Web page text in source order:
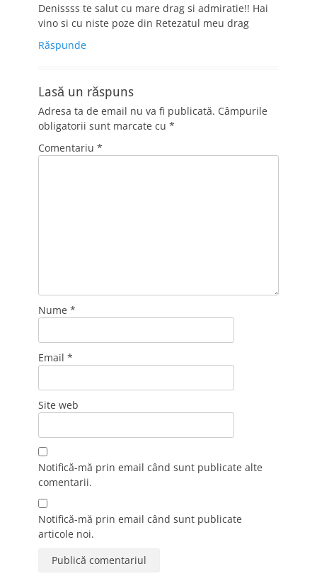
Denissss te salut cu mare drag si admiratie!! Hai
vino si cu niste poze din Retezatul meu drag
Răspunde
Lasă un răspuns
Adresa ta de email nu va fi publicată. Câmpurile
obligatorii sunt marcate cu *
Comentariu *
Nume *
Email *
Site web
Notifică-mă prin email când sunt publicate alte
comentarii.
Notifică-mă prin email când sunt publicate
articole noi.